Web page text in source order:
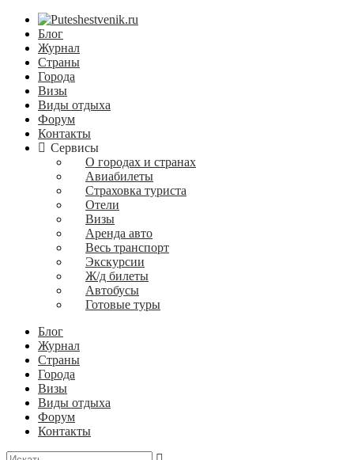
Блог
Журнал
Страны
Города
Визы
Виды отдыха
Форум
Контакты
Сервисы
О городах и странах
Авиабилеты
Страховка туриста
Отели
Визы
Аренда авто
Весь транспорт
Экскурсии
Ж/д билеты
Автобусы
Готовые туры
Блог
Журнал
Страны
Города
Визы
Виды отдыха
Форум
Контакты